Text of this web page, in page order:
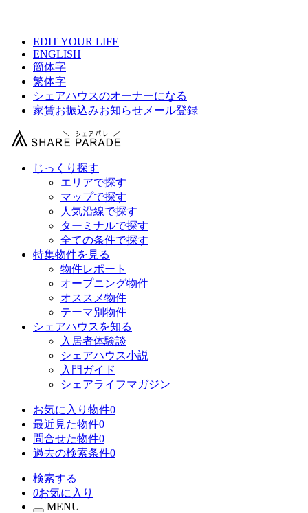
EDIT YOUR LIFE
ENGLISH
簡体字
繁体字
シェアハウスのオーナーになる
家賃お振込みお知らせメール登録
じっくり探す
エリアで探す
マップで探す
人気沿線で探す
ターミナルで探す
全ての条件で探す
特集物件を見る
物件レポート
オープニング物件
オススメ物件
テーマ別物件
シェアハウスを知る
入居者体験談
シェアハウス小説
入門ガイド
シェアライフマガジン
お気に入り物件0
最近見た物件0
問合せた物件0
過去の検索条件0
検索する
0お気に入り
MENU